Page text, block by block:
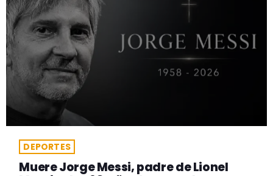
DEPORTES
Muere Jorge Messi, padre de Lionel